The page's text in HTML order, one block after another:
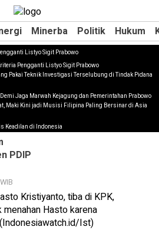
Minerba Politik Hukum
Minerba Politik Hukum
Listyo Sigit Prabowo
Pengganti Listyo Sigit Prabowo
Pakai Teknik Investigasi Terselubung di Tindak Pidana
Jaga Marwah Kejagung dan Pemerintahan Prabowo
Maki Kini jadi Musisi Filipina Paling Bersinar di Asia
Keadilan di Indonesia
PDIP
PDIP